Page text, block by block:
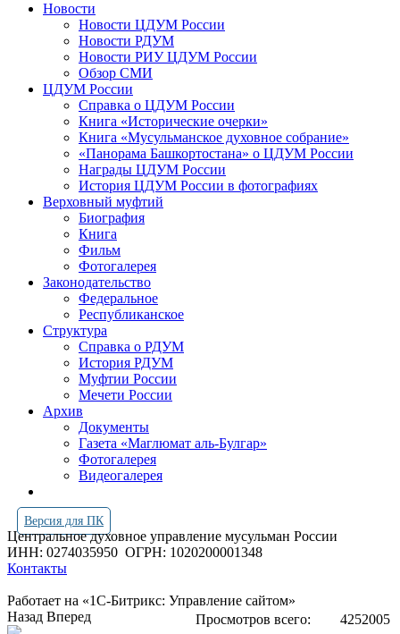
Новости
Новости ЦДУМ России
Новости РДУМ
Новости РИУ ЦДУМ России
Обзор СМИ
ЦДУМ России
Справка о ЦДУМ России
Книга «Исторические очерки»
Книга «Мусульманское духовное собрание»
«Панорама Башкортостана» о ЦДУМ России
Награды ЦДУМ России
История ЦДУМ России в фотографиях
Верховный муфтий
Биография
Книга
Фильм
Фотогалерея
Законодательство
Федеральное
Республиканское
Структура
Справка о РДУМ
История РДУМ
Муфтии России
Мечети России
Архив
Документы
Газета «Маглюмат аль-Булгар»
Фотогалерея
Видеогалерея
Версия для ПК
Центральное духовное управление мусульман России
ИНН: 0274035950 ОГРН: 1020200001348
Контакты
Работает на «1С-Битрикс: Управление сайтом»
Просмотров всего:
4252005
Назад Вперед